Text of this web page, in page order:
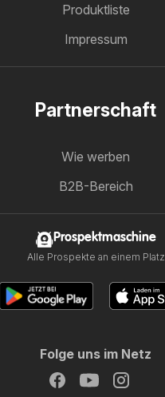
Produktliste
Impressum
Partnerschaft
Wie werben
B2B-Bereich
Prospektmaschine
Alle Prospekte an einem Platz
Folge uns im Netz